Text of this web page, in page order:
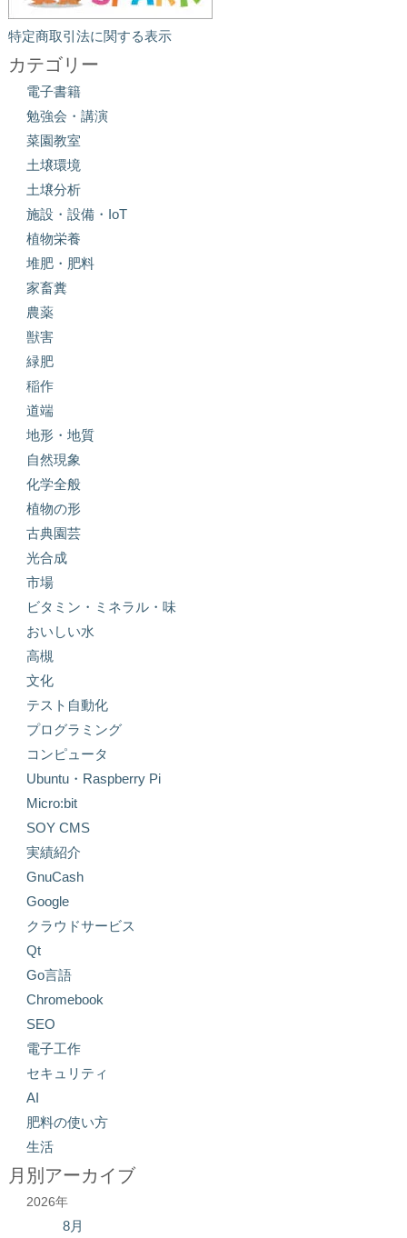
特定商取引法に関する表示
カテゴリー
電子書籍
勉強会・講演
菜園教室
土壌環境
土壌分析
施設・設備・IoT
植物栄養
堆肥・肥料
家畜糞
農薬
獣害
緑肥
稲作
道端
地形・地質
自然現象
化学全般
植物の形
古典園芸
光合成
市場
ビタミン・ミネラル・味
おいしい水
高槻
文化
テスト自動化
プログラミング
コンピュータ
Ubuntu・Raspberry Pi
Micro:bit
SOY CMS
実績紹介
GnuCash
Google
クラウドサービス
Qt
Go言語
Chromebook
SEO
電子工作
セキュリティ
AI
肥料の使い方
生活
月別アーカイブ
2026年
8月